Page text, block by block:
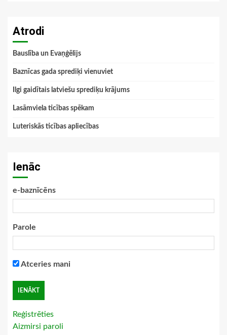
Atrodi
Bauslība un Evaņģēlijs
Baznīcas gada sprediķi vienuviet
Ilgi gaidītais latviešu sprediķu krājums
Lasāmviela ticības spēkam
Luteriskās ticības apliecības
Ienāc
e-baznīcēns
Parole
Atceries mani
Reģistrēties
Aizmirsi paroli